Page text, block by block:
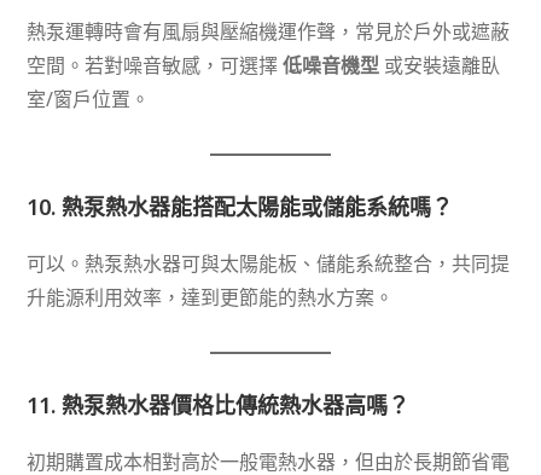
熱泵運轉時會有風扇與壓縮機運作聲，常見於戶外或遮蔽
空間。若對噪音敏感，可選擇低噪音機型 或安裝遠離臥
室/窗戶位置。
10.熱泵熱水器能搭配太陽能或儲能系統嗎？
可以。熱泵熱水器可與太陽能板、儲能系統整合，共同提
升能源利用效率，達到更節能的熱水方案。
11.熱泵熱水器價格比傳統熱水器高嗎？
初期購置成本相對高於一般電熱水器，但由於長期節省電